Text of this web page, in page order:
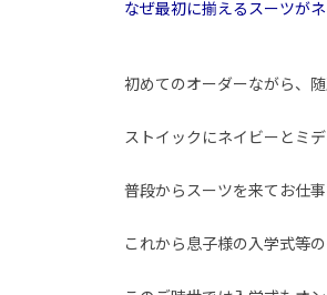
なぜ最初に揃えるスーツが
初めてのオーダーながら、
ストイックにネイビーとミ
普段からスーツを来てお仕
これから息子様の入学式等